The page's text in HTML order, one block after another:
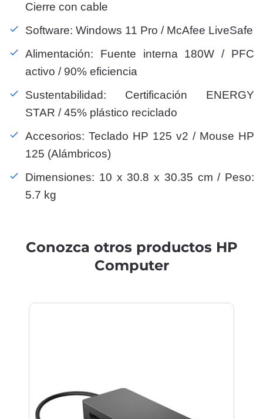
Cierre con cable
Software: Windows 11 Pro / McAfee LiveSafe
Alimentación: Fuente interna 180W / PFC
activo / 90% eficiencia
Sustentabilidad: Certificación ENERGY
STAR / 45% plástico reciclado
Accesorios: Teclado HP 125 v2 / Mouse HP
125 (Alámbricos)
Dimensiones: 10 x 30.8 x 30.35 cm / Peso:
5.7 kg
Conozca otros productos HP
Computer